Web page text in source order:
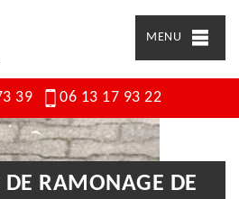
MENU
39 06 13 17 93 22
DE RAMONAGE DE